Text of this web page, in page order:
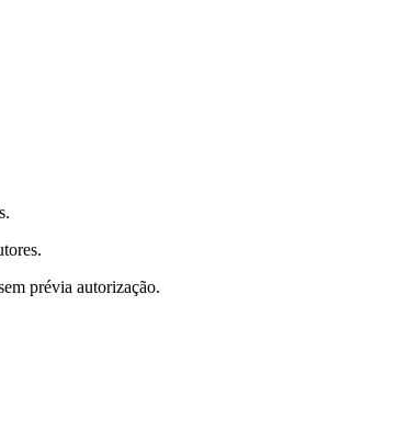
prévia autorização.